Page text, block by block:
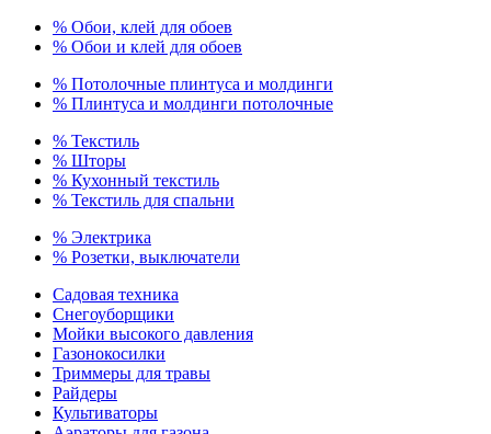
% Обои, клей для обоев
% Обои и клей для обоев
% Потолочные плинтуса и молдинги
% Плинтуса и молдинги потолочные
% Текстиль
% Шторы
% Кухонный текстиль
% Текстиль для спальни
% Электрика
% Розетки, выключатели
Садовая техника
Снегоуборщики
Мойки высокого давления
Газонокосилки
Триммеры для травы
Райдеры
Культиваторы